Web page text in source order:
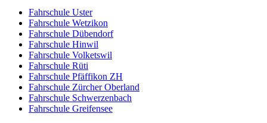
Fahrschule Uster
Fahrschule Wetzikon
Fahrschule Dübendorf
Fahrschule Hinwil
Fahrschule Volketswil
Fahrschule Rüti
Fahrschule Pfäffikon ZH
Fahrschule Zürcher Oberland
Fahrschule Schwerzenbach
Fahrschule Greifensee